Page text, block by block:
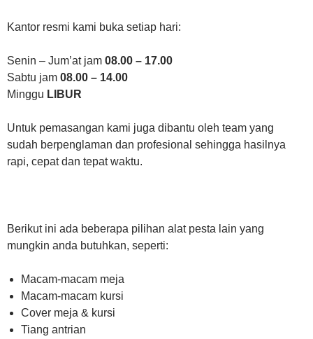
Kantor resmi kami buka setiap hari:
Senin – Jum’at jam 08.00 – 17.00
Sabtu jam 08.00 – 14.00
Minggu LIBUR
Untuk pemasangan kami juga dibantu oleh team yang
sudah berpenglaman dan profesional sehingga hasilnya
rapi, cepat dan tepat waktu.
Berikut ini ada beberapa pilihan alat pesta lain yang
mungkin anda butuhkan, seperti:
Macam-macam meja
Macam-macam kursi
Cover meja & kursi
Tiang antrian